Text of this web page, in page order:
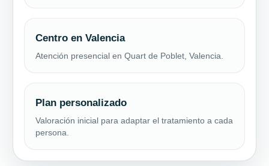
Centro en Valencia
Atención presencial en Quart de Poblet, Valencia.
Plan personalizado
Valoración inicial para adaptar el tratamiento a cada
persona.